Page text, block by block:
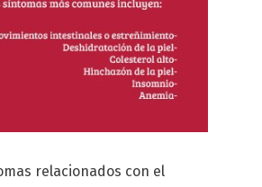
relacionados con el